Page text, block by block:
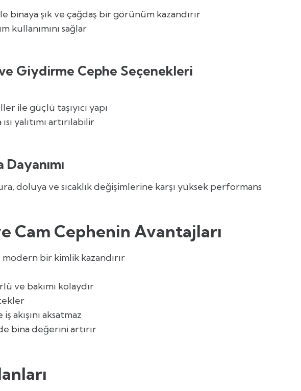
binaya şık ve çağdaş bir görünüm kazandırır
kullanımını sağlar
Giydirme Cephe Seçenekleri
ile güçlü taşıyıcı yapı
yalıtımı artırılabilir
Dayanımı
doluya ve sıcaklık değişimlerine karşı yüksek performans
Cam Cephenin Avantajları
bir kimlik kazandırır
ve bakımı kolaydır
akışını aksatmaz
bina değerini artırır